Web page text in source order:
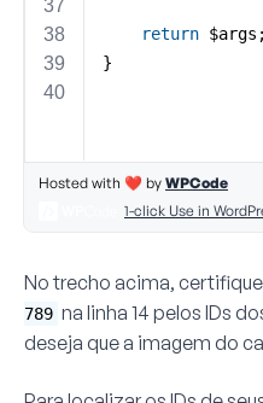
No trecho acima,
789 na linha 14 pelos IDs
deseja que a imagem do